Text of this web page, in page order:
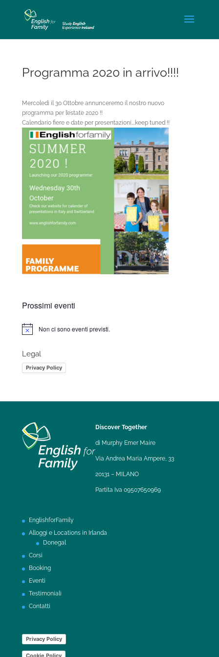
Programma 2020 in arrivo!!!!
Mercoledi il 30 Ottobre annunceremo il nostro nuovo
programma per l’estate 2020 !!
Calendario fiere e date per presentazioni….keep tuned !!
Prossimi eventi
Notice Non ci sono eventi previsti.
Legal
Privacy Policy
Discover Together
di Murphy Emer Maire
Via Andrea Maria Ampere, 33
20131 – MILANO
Partita Iva 09507650969
EnglishforFamily
Alloggi e Locations in Irlanda
Donegal
Corsi
Booking
Eventi
Testimoniali
Contatti
Privacy Policy
Cookie Policy